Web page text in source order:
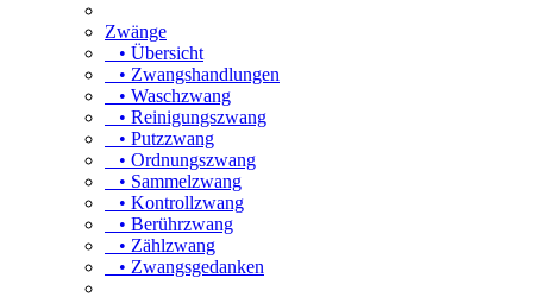
Zwänge
• Übersicht
• Zwangshandlungen
• Waschzwang
• Reinigungszwang
• Putzzwang
• Ordnungszwang
• Sammelzwang
• Kontrollzwang
• Berührzwang
• Zählzwang
• Zwangsgedanken